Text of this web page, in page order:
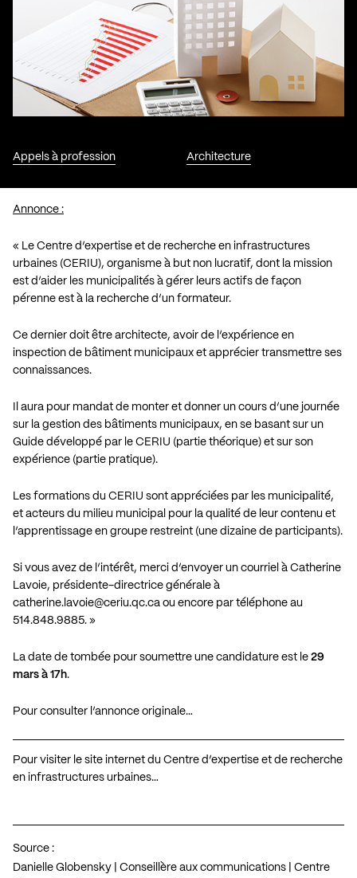
Appels à profession Architecture
Annonce :
« Le Centre d’expertise et de recherche en infrastructures
urbaines (CERIU), organisme à but non lucratif, dont la mission
est d’aider les municipalités à gérer leurs actifs de façon
pérenne est à la recherche d’un formateur.
Ce dernier doit être architecte, avoir de l’expérience en
inspection de bâtiment municipaux et apprécier transmettre ses
connaissances.
Il aura pour mandat de monter et donner un cours d’une journée
sur la gestion des bâtiments municipaux, en se basant sur un
Guide développé par le CERIU (partie théorique) et sur son
expérience (partie pratique).
Les formations du CERIU sont appréciées par les municipalité,
et acteurs du milieu municipal pour la qualité de leur contenu et
l’apprentissage en groupe restreint (une dizaine de participants).
Si vous avez de l’intérêt, merci d’envoyer un courriel à Catherine
Lavoie, présidente-directrice générale à
catherine.lavoie@ceriu.qc.ca ou encore par téléphone au
514.848.9885. »
La date de tombée pour soumettre une candidature est le 29
mars à 17h.
Pour consulter l’annonce originale…
Pour visiter le site internet du Centre d’expertise et de recherche
en infrastructures urbaines…
Source :
Danielle Globensky | Conseillère aux communications | Centre